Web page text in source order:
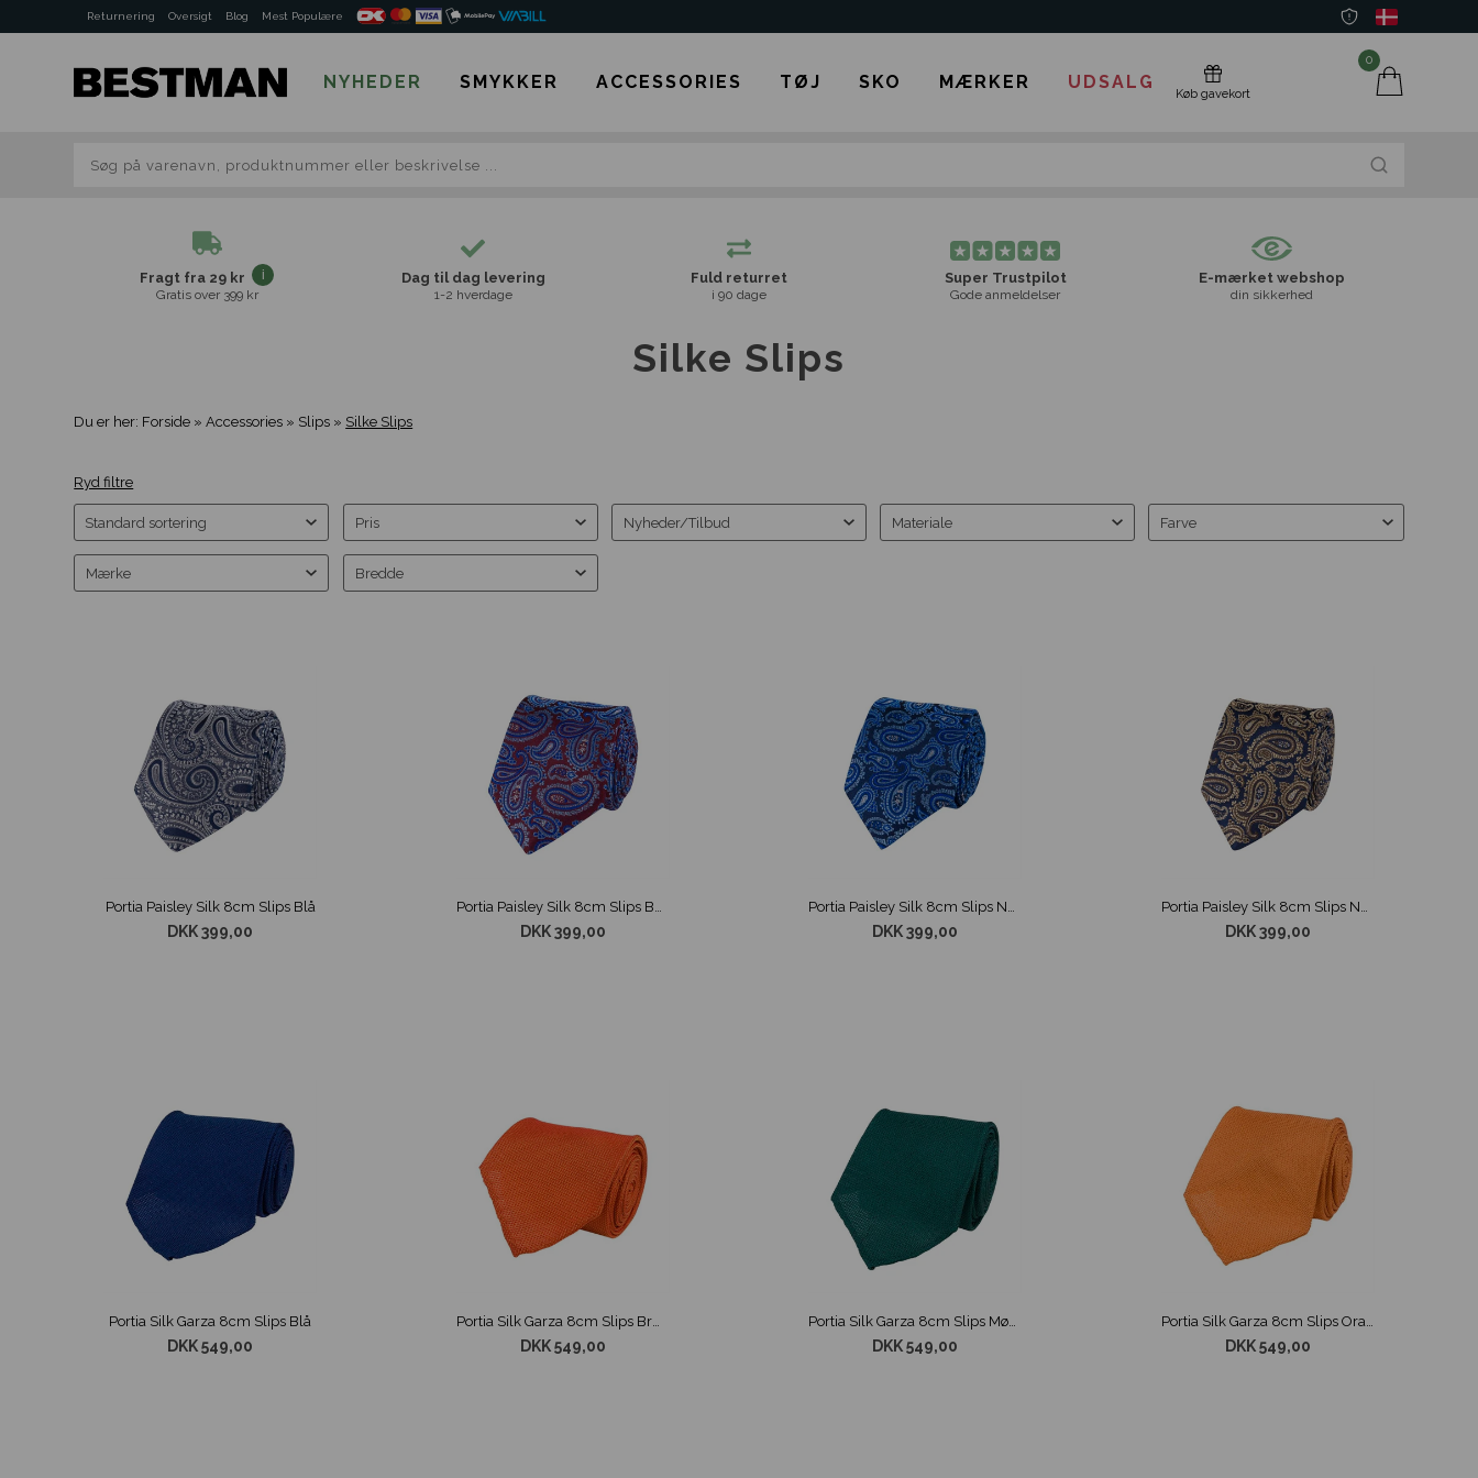
Returnering Oversigt Blog Mest Populære
NYHEDER SMYKKER ACCESSORIES TØJ SKO MÆRKER UDSALG
0
Køb gavekort
Fragt fra 29 kr
Gratis over 399 kr
Dag til dag levering
1-2 hverdage
Fuld returret
i 90 dage
Super Trustpilot
Gode anmeldelser
E-mærket webshop
din sikkerhed
Silke Slips
Du er her: Forside »Accessories » Slips » Silke Slips
Ryd filtre
Pris Nyheder/Tilbud Materiale Farve
Mærke Bredde
Portia Paisley Silk 8cm Slips Blå
DKK 399,00
Portia Paisley Silk 8cm Slips Bordeaux
DKK 399,00
Portia Paisley Silk 8cm Slips Navy / Blå
DKK 399,00
Portia Paisley Silk 8cm Slips Navy / Guld
DKK 399,00
Portia Silk Garza 8cm Slips Blå
DKK 549,00
Portia Silk Garza 8cm Slips Brændt Orange
DKK 549,00 DKK 549,00 DKK 549,00